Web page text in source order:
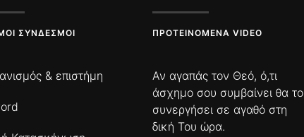
ΣΎΝΔΕΣΜΟΙ
& επιστήμη
ΠΡΟΤΕΙΝΌΜΕΝΑ VIDEO
Αν αγαπάς τον Θεό, ό,τι
άσχημο σου συμβαίνει θα το
συνεργήσει σε αγαθό στη
δική Του ώρα.